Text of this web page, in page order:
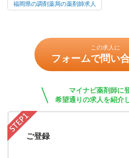
福岡県の調剤薬局の薬剤師求人
この求人に
フォームで問い
マイナビ薬剤師に
希望通りの求人を紹介
ご登録